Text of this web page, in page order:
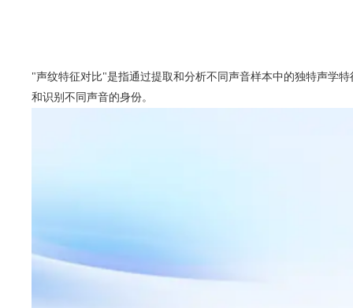
"声纹特征对比"是指通过提取和分析不同声音样本中的独特声学
和识别不同声音的身份。